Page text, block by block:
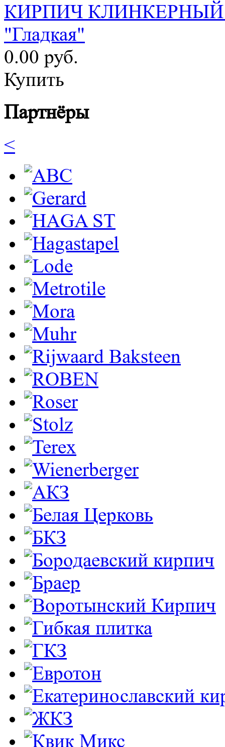
КИРПИЧ КЛИНКЕРНЫЙ
"Гладкая"
0.00 руб.
Купить
Партнёры
<